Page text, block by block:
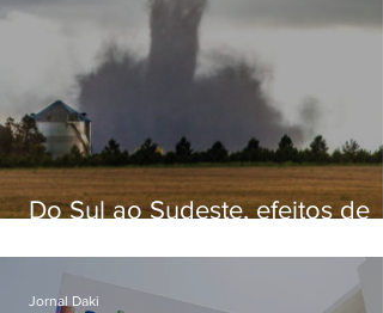
Do Sul ao Sudeste, efeitos de
apreensão na população
Jornal Daki